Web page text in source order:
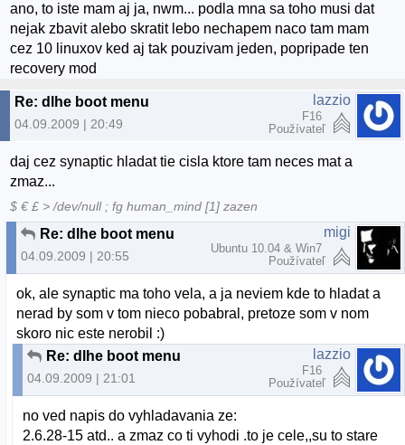
ano, to iste mam aj ja, nwm... podla mna sa toho musi dat
nejak zbavit alebo skratit lebo nechapem naco tam mam
cez 10 linuxov ked aj tak pouzivam jeden, popripade ten
recovery mod
Re: dlhe boot menu
04.09.2009 | 20:49
lazzio
F16
Používateľ
daj cez synaptic hladat tie cisla ktore tam neces mat a
zmaz...
$ € £ > /dev/null ; fg human_mind [1] zazen
Re: dlhe boot menu
04.09.2009 | 20:55
migi
Ubuntu 10.04 & Win7
Používateľ
ok, ale synaptic ma toho vela, a ja neviem kde to hladat a
nerad by som v tom nieco pobabral, pretoze som v nom
skoro nic este nerobil :)
Re: dlhe boot menu
04.09.2009 | 21:01
lazzio
F16
Používateľ
no ved napis do vyhladavania ze:
2.6.28-15 atd.. a zmaz co ti vyhodi .to je cele,,su to stare